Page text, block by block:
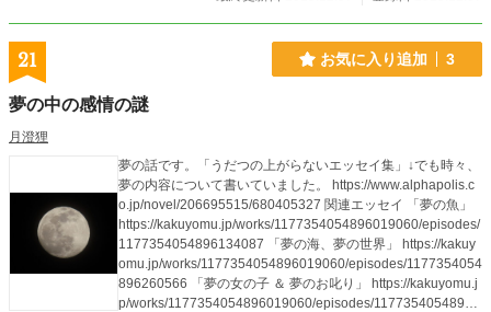
21 お気に入り追加 3
夢の中の感情の謎
月澄狸
夢の話です。「うだつの上がらないエッセイ集」↓でも時々、
夢の内容について書いていました。 https://www.alphapolis.c
o.jp/novel/206695515/680405327 関連エッセイ 「夢の魚」
https://kakuyomu.jp/works/1177354054896019060/episodes/
1177354054896134087 「夢の海、夢の世界」 https://kakuy
omu.jp/works/1177354054896019060/episodes/1177354054
896260566 「夢の女の子 ＆ 夢のお叱り」 https://kakuyomu.j
p/works/1177354054896019060/episodes/11773540548962